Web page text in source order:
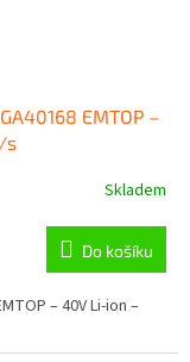
EMTOP –
s
Skladem
Do košíku
– 40V Li-ion –